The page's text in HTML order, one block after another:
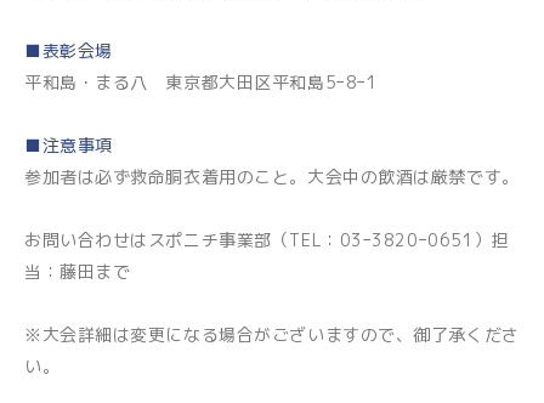
■表彰会場
平和島・まる八 東京都大田区平和島5ｰ8ｰ1
■注意事項
参加者は必ず救命胴衣着用のこと。大会中の飲酒は厳禁です。
お問い合わせはスポニチ事業部（TEL：03ｰ3820ｰ0651）担
当：藤田まで
※大会詳細は変更になる場合がございますので、御了承くださ
い。